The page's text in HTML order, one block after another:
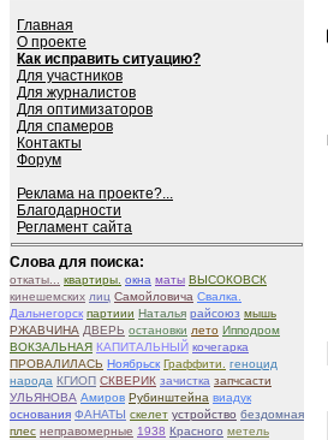
Главная
О проекте
Как исправить ситуацию?
Для участников
Для журналистов
Для оптимизаторов
Для спамеров
Контакты
Форум
Реклама на проекте?...
Благодарности
Регламент сайта
Слова для поиска:
откаты... квартиры. окна маты ВЫСОКОВСК
кинешемских лиц Самойловича Свалка.
Дальнегорск партиии Наталья райсоюз мышь
РЖАВЧИНА ДВЕРЬ остановки лето Ипподром
ВОКЗАЛЬНАЯ КАПИТАЛЬНЫЙ кочегарка
ПРОВАЛИЛАСЬ Ноябрьск Граффити.
геноцид
народа КГИОП СКВЕРИК зачистка запчсасти
УЛЬЯНОВА Амиров Рубинштейна виадук
основания ФАНАТЫ скелет устройство бездомная
плес неправомерные 1938 Красного метель